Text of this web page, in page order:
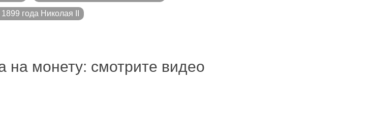
года Николая II
на монету: смотрите видео